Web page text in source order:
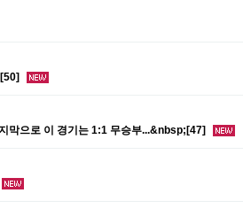
막으로 이 경기는 1:1 무승부...&nbsp;[47]